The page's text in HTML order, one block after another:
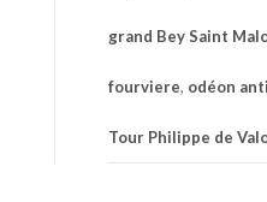
grand Bey Saint
fourviere, odéon
Tour Philippe de